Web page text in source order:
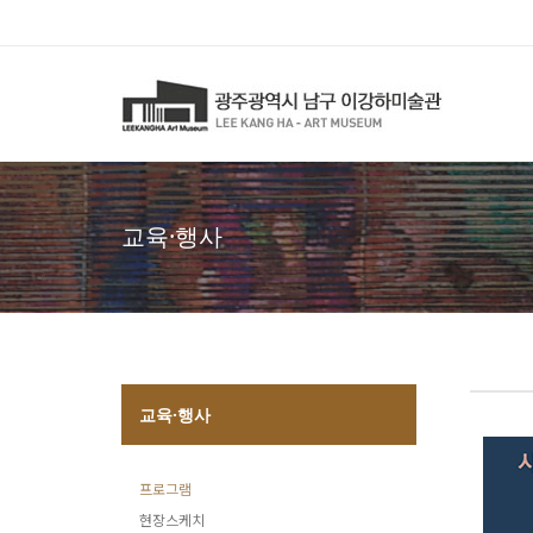
교육·행사
교육·행사
프로그램
현장스케치